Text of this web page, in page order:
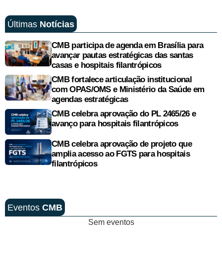
Últimas Notícias
CMB participa de agenda em Brasília para
avançar pautas estratégicas das santas
casas e hospitais filantrópicos
CMB fortalece articulação institucional
com OPAS/OMS e Ministério da Saúde em
agendas estratégicas
CMB celebra aprovação do PL 2465/26 e
avanço para hospitais filantrópicos
CMB celebra aprovação de projeto que
amplia acesso ao FGTS para hospitais
filantrópicos
Eventos CMB
Sem eventos